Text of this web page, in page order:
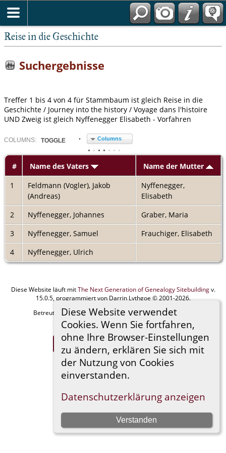
Reise in die Geschichte
Diese Website verwendet
Cookies. Wenn Sie fortfahren,
ohne Ihre Browser-Einstellungen
zu ändern, erklären Sie sich mit
der Nutzung von Cookies
einverstanden.
Datenschutzerklärung anzeigen
Verstanden
Suchergebnisse
Treffer 1 bis 4 von 4 für Stammbaum ist gleich Reise in die
Geschichte / Journey into the history / Voyage dans l'histoire
UND Zweig ist gleich Nyffenegger Elisabeth - Vorfahren
COLUMN S: TOGGLE Columns
# Name des Vaters
Name der Mutter
1
Feldmann (Vogler), Jakob
(Andreas)
Nyffenegger,
Elisabeth
2
Nyffenegger, Johannes
Graber, Maria
3
Nyffenegger, Samuel
Frauchiger, Elisabeth
4
Nyffenegger, Ulrich
Diese Website läuft mitThe Next Generation of Genealogy Sitebuildingv.
15.0.5, programmiert von Darrin Lythgoe © 2001-2026.
Betreut vonManfred Stammler. |Datenschutzerklärung
Impressum
Zur Desktop-Webseite wechseln